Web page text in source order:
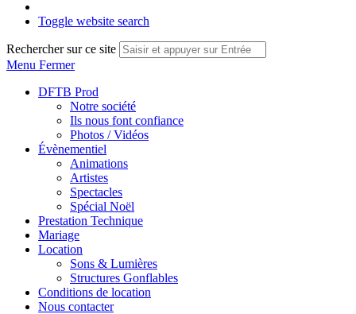
Toggle website search
Rechercher sur ce site
Menu Fermer
DFTB Prod
Notre société
Ils nous font confiance
Photos / Vidéos
Évènementiel
Animations
Artistes
Spectacles
Spécial Noël
Prestation Technique
Mariage
Location
Sons & Lumières
Structures Gonflables
Conditions de location
Nous contacter